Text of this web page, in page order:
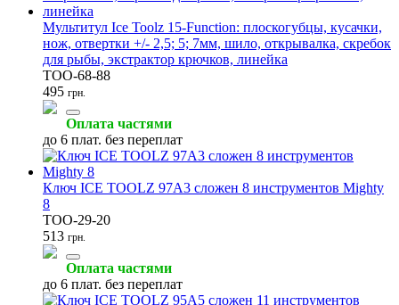
Мультитул Ice Toolz 15-Function: плоскогубцы, кусачки,
нож, отвертки +/- 2,5; 5; 7мм, шило, открывалка, скребок
для рыбы, экстрактор крючков, линейка
TOO-68-88
495 грн.
Оплата частями
до 6 плат. без переплат
Ключ ICE TOOLZ 97A3 сложен 8 инструментов Mighty
8
TOO-29-20
513 грн.
Оплата частями
до 6 плат. без переплат